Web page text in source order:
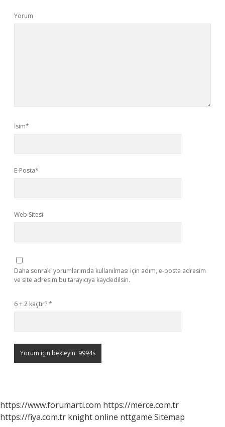
Yorum
İsim*
E-Posta*
Web Sitesi
Daha sonraki yorumlarımda kullanılması için adım, e-posta adresim
ve site adresim bu tarayıcıya kaydedilsin.
6 + 2 kaçtır?*
https://www.forumarti.com https://merce.com.tr
https://fiya.com.tr knight online nttgame Sitemap